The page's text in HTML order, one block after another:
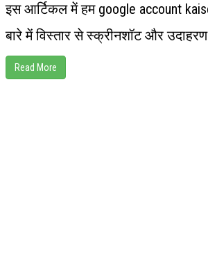
इस आर्टिकल में हम google account
बारे में विस्तार से स्क्रीनशॉट और
Read More